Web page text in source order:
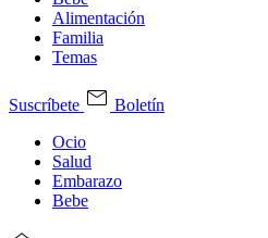
Alimentación
Familia
Temas
Suscríbete
Boletín
Ocio
Salud
Embarazo
Bebe